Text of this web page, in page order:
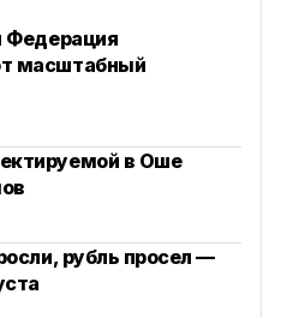
Федерация
масштабный
в Оше
рубль просел —